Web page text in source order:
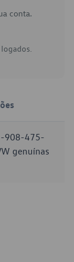
conta.
-908-475-
genuínas